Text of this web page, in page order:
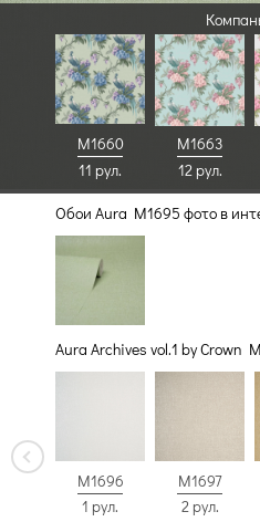
M1660
11 рул.
M1663
12 рул.
Обои Aura M1695 фото в
Aura Archives vol.1 by Crown
M1696
1 рул.
M1697
2 рул.